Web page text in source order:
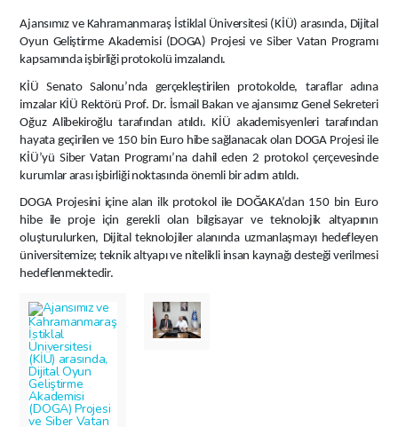
Ajansımız ve Kahramanmaraş İstiklal Üniversitesi (KİÜ) arasında, Dijital
Oyun Geliştirme Akademisi (DOGA) Projesi ve Siber Vatan Programı
kapsamında işbirliği protokolü imzalandı.
KİÜ Senato Salonu’nda gerçekleştirilen protokolde, taraflar adına
imzalar KİÜ Rektörü Prof. Dr. İsmail Bakan ve ajansımız Genel Sekreteri
Oğuz Alibekiroğlu tarafından atıldı. KİÜ akademisyenleri tarafından
hayata geçirilen ve 150 bin Euro hibe sağlanacak olan DOGA Projesi ile
KİÜ’yü Siber Vatan Programı’na dahil eden 2 protokol çerçevesinde
kurumlar arası işbirliği noktasında önemli bir adım atıldı.
DOGA Projesini içine alan ilk protokol ile DOĞAKA’dan 150 bin Euro
hibe ile proje için gerekli olan bilgisayar ve teknolojik altyapının
oluşturulurken, Dijital teknolojiler alanında uzmanlaşmayı hedefleyen
üniversitemize; teknik altyapı ve nitelikli insan kaynağı desteği verilmesi
hedeflenmektedir.